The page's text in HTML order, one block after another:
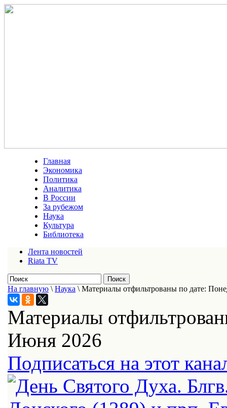
Главная
Экономика
Политика
Аналитика
В России
За рубежом
Наука
Культура
Библиотека
Лента новостей
Riata TV
На главную \ Наука \ Материалы отфильтрованы по дате:
Материалы
Июня 2026
Подписаться на этот